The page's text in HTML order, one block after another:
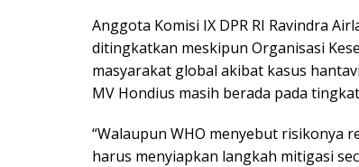
Anggota Komisi IX DPR RI Ravindra
ditingkatkan meskipun Organisasi
masyarakat global akibat kasus
MV Hondius masih berada pada
“Walaupun WHO menyebut risikonya
harus menyiapkan langkah mitigasi